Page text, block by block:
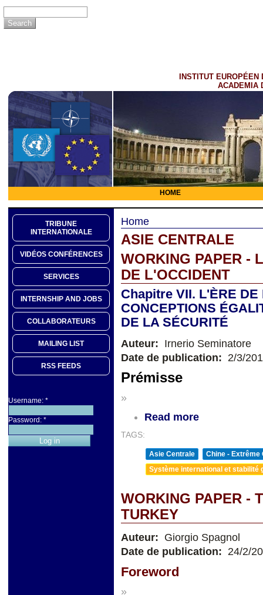
INSTITUT EUROPÉEN
ACADEMIA
HOME
TRIBUNE
INTERNATIONALE
VIDÉOS CONFÉRENCES
SERVICES
INTERNSHIP AND JOBS
COLLABORATEURS
MAILING LIST
RSS FEEDS
Username: *
Password: *
Home
ASIE CENTRALE
WORKING PAPER -
DE L'OCCIDENT
Chapitre VII. L'ÈRE
CONCEPTIONS
DE LA SÉCURITÉ
Auteur: Irnerio Seminatore
Date de publication: 2/3/
Prémisse
»
Read more
TAGS:
Asie Centrale
Chine - Extrême
Système international et stabilité
WORKING PAPER -
TURKEY
Auteur: Giorgio Spagnol
Date de publication: 24/2/
Foreword
»